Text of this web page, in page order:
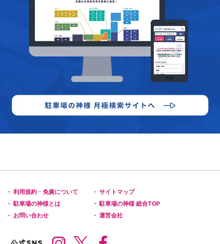
- 利用規約・免責について - サイトマップ
- 駐車場の神様とは - 駐車場の神様 総合TOP
- お問い合わせ - 運営会社